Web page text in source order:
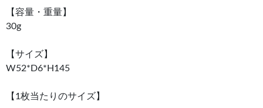
【容量・重量】
30g
【サイズ】
W52*D6*H145
【1枚当たりのサイズ】